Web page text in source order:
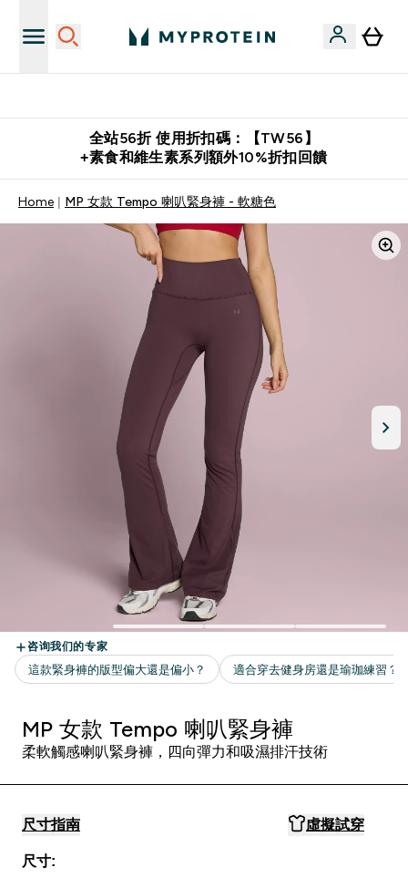
全站56折 使用折扣碼：【TW56】
+素食和維生素系列額外10%折扣回饋
Home MP 女款 Tempo 喇叭緊身褲 - 軟糖色
MP 女款 Tempo 喇叭緊身褲
柔軟觸感喇叭緊身褲，四向彈力和吸濕排汗技術
尺寸指南 虛擬試穿
尺寸: